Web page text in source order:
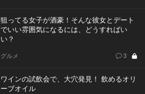
狙ってる女子が酒豪！そんな彼女とデート
でいい雰囲気になるには、どうすればい
い？
グルメ 3
ワインの試飲会で、大穴発見！ 飲めるオリ
ーブオイル